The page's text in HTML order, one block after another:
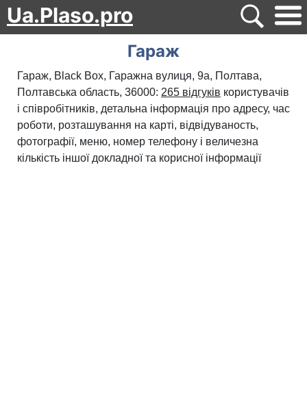
Ua.Plaso.pro
Гараж
Гараж, Black Box, Гаражна вулиця, 9a, Полтава,
Полтавська область, 36000: 265 відгуків користувачів
і співробітників, детальна інформація про адресу, час
роботи, розташування на карті, відвідуваность,
фотографії, меню, номер телефону і величезна
кількість іншої докладної та корисної інформації